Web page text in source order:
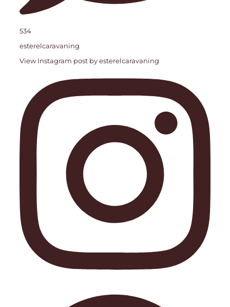
534
esterelcaravaning
View Instagram post by esterelcaravaning